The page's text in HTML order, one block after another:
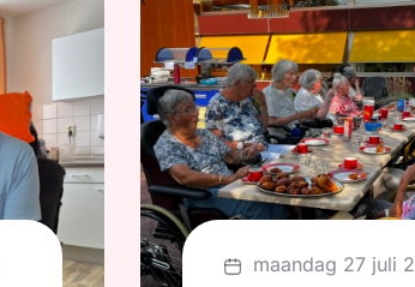
maandag 27 juli